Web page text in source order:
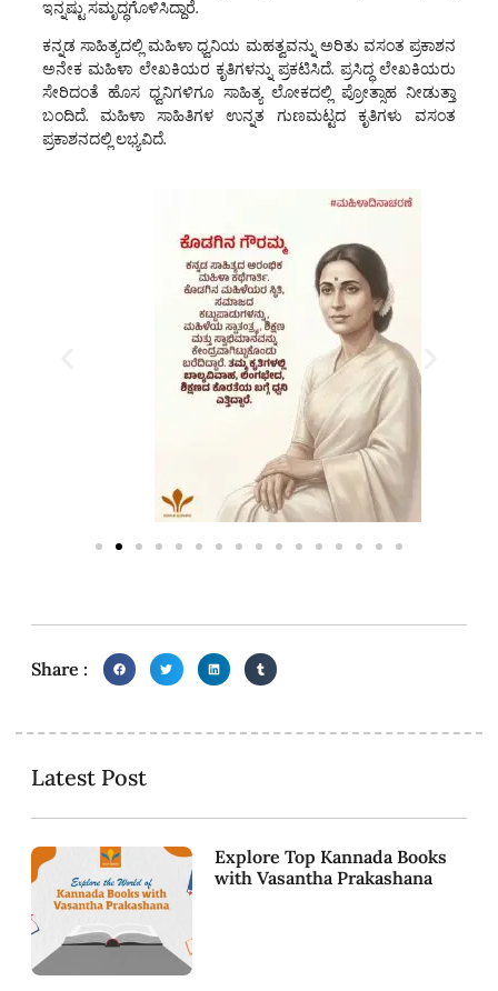
ಇನ್ನಷ್ಟು ಸಮೃದ್ಧಗೊಳಿಸಿದ್ದಾರೆ.
ಕನ್ನಡ ಸಾಹಿತ್ಯದಲ್ಲಿ ಮಹಿಳಾ ಧ್ವನಿಯ ಮಹತ್ವವನ್ನು ಅರಿತು ವಸಂತ ಪ್ರಕಾಶನ
ಅನೇಕ ಮಹಿಳಾ ಲೇಖಕಿಯರ ಕೃತಿಗಳನ್ನು ಪ್ರಕಟಿಸಿದೆ. ಪ್ರಸಿದ್ಧ ಲೇಖಕಿಯರು
ಸೇರಿದಂತೆ ಹೊಸ ಧ್ವನಿಗಳಿಗೂ ಸಾಹಿತ್ಯ ಲೋಕದಲ್ಲಿ ಪ್ರೋತ್ಸಾಹ ನೀಡುತ್ತಾ
ಬಂದಿದೆ. ಮಹಿಳಾ ಸಾಹಿತಿಗಳ ಉನ್ನತ ಗುಣಮಟ್ಟದ ಕೃತಿಗಳು ವಸಂತ
ಪ್ರಕಾಶನದಲ್ಲಿ ಲಭ್ಯವಿದೆ.
Share :
Latest Post
Explore Top Kannada Books
with Vasantha Prakashana